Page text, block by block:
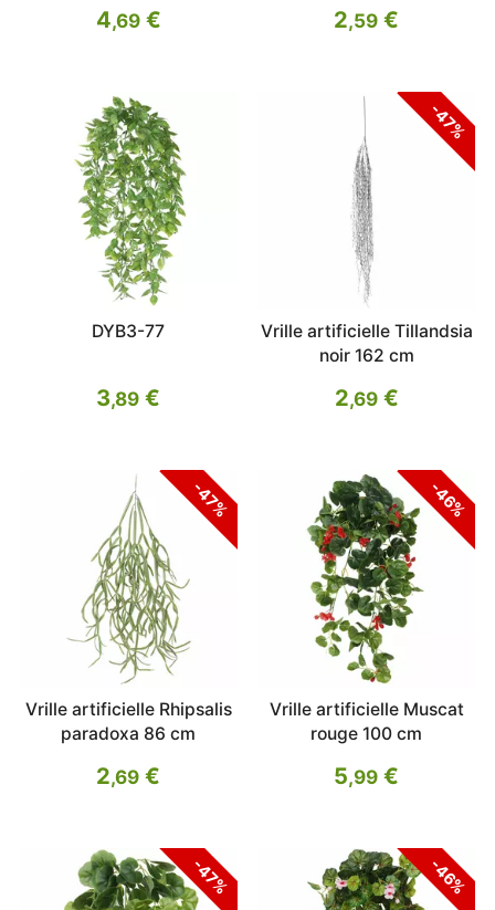
4,69€ 2,59 €
DYB3-77
3,89 €
-47%
Vrille artificielle Tillandsia
noir 162 cm
2,69€
-47%
Vrille artificielle Rhipsalis
paradoxa 86 cm
2,69 €
-46%
Vrille artificielle Muscat
rouge 100 cm
5,99 €
-47% -46%